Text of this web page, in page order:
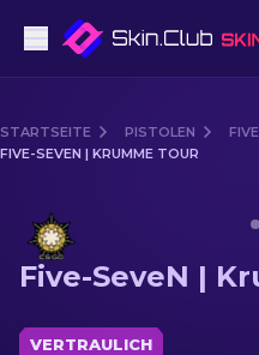
Mittelklasse
Messer
STARTSEITE PISTOLEN
FIVE-SEVEN | KRUMME TOUR
Five-SeveN |
VERTRAULICH